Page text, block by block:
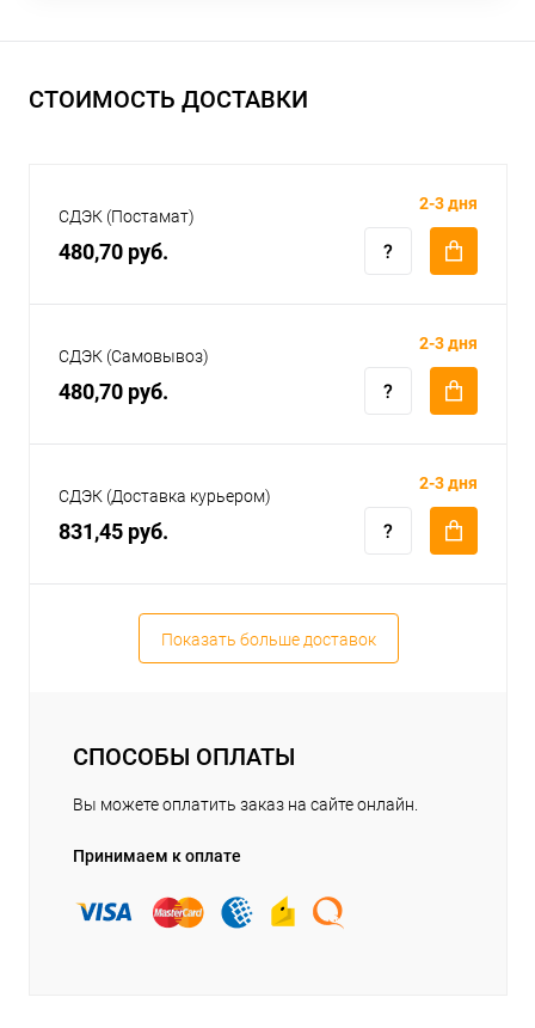
СТОИМОСТЬ ДОСТАВКИ
СДЭК (Постамат)
480,70 руб.
2-3 дня
СДЭК (Самовывоз)
480,70 руб.
2-3 дня
СДЭК (Доставка курьером)
831,45 руб.
2-3 дня
Показать больше доставок
СПОСОБЫ ОПЛАТЫ
Вы можете оплатить заказ на сайте онлайн.
Принимаем к оплате